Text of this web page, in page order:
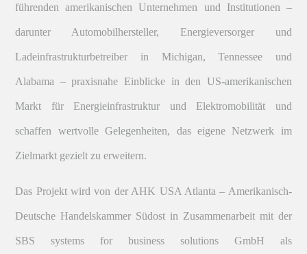
führenden amerikanischen Unternehmen und Institutionen –
darunter Automobilhersteller, Energieversorger und
Ladeinfrastrukturbetreiber in Michigan, Tennessee und
Alabama – praxisnahe Einblicke in den US-amerikanischen
Markt für Energieinfrastruktur und Elektromobilität und
schaffen wertvolle Gelegenheiten, das eigene Netzwerk im
Zielmarkt gezielt zu erweitern.
Das Projekt wird von der AHK USA Atlanta – Amerikanisch-
Deutsche Handelskammer Südost in Zusammenarbeit mit der
SBS systems for business solutions GmbH als